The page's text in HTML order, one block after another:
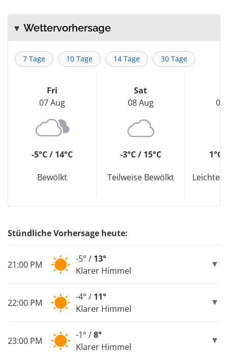
Wettervorhersage
7 Tage 10 Tage 14 Tage 30 Tage
Fri
07 Aug
-5°C / 14°C
Bewölkt
Sat
08 Aug
-3°C / 15°C
Teilweise Bewölkt
09
1°C
Leichter
Stündliche Vorhersage heute:
21:00 PM
-5° / 13°
Klarer Himmel
22:00 PM
-4° / 11°
Klarer Himmel
23:00 PM
-1° /8°
Klarer Himmel